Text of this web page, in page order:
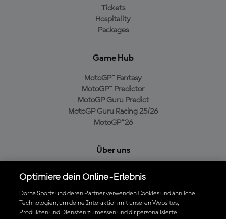
Tickets
Hospitality
Packages
Game Hub
MotoGP™ Fantasy
MotoGP™ Predictor
MotoGP Guru Predict
MotoGP Guru Racing 25/26
MotoGP™26
Über uns
Cookie-Richtlinien
Geschäftsbedingungen
Datenschutzrichtlinien
Kaufrichtlinie
Optimiere dein Online-Erlebnis
Dorna Sports und deren Partner verwenden Cookies und ähnliche
Technologien, um deine Interaktion mit unseren Websites,
Produkten und Diensten zu messen und dir personalisierte